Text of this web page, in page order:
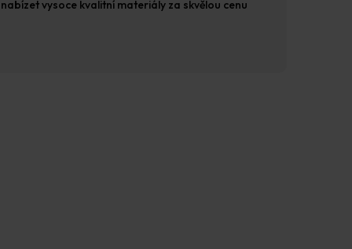
vysoce kvalitní materiály za skvělou cenu